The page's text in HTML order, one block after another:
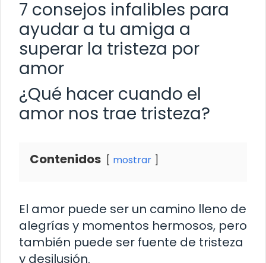
7 consejos infalibles para
ayudar a tu amiga a
superar la tristeza por
amor
¿Qué hacer cuando el
amor nos trae tristeza?
Contenidos mostrar
El amor puede ser un camino lleno de
alegrías y momentos hermosos, pero
también puede ser fuente de tristeza
y desilusión.